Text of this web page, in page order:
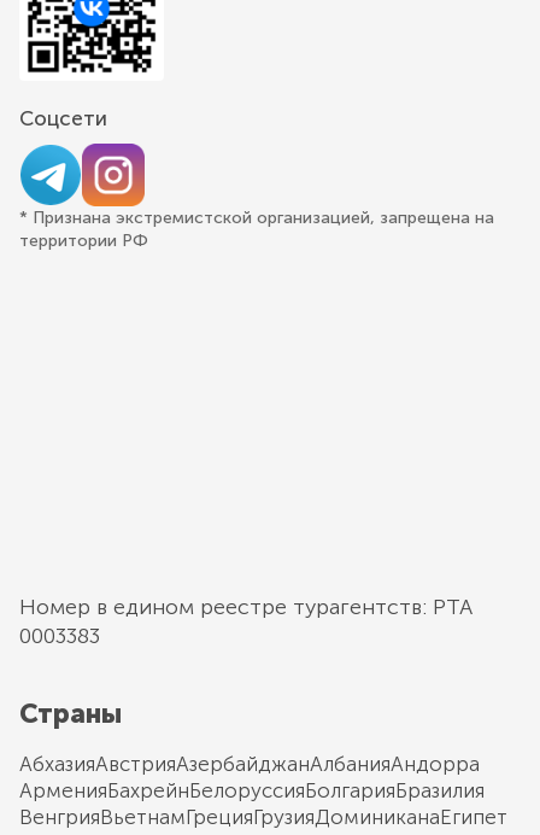
Соцсети
* Признана экстремистской организацией, запрещена на
территории РФ
Номер в едином реестре турагентств: РТА
0003383
Страны
АбхазияАвстрияАзербайджанАлбанияАндорра
АрменияБахрейнБелоруссияБолгарияБразилия
ВенгрияВьетнамГрецияГрузияДоминиканаЕгипет